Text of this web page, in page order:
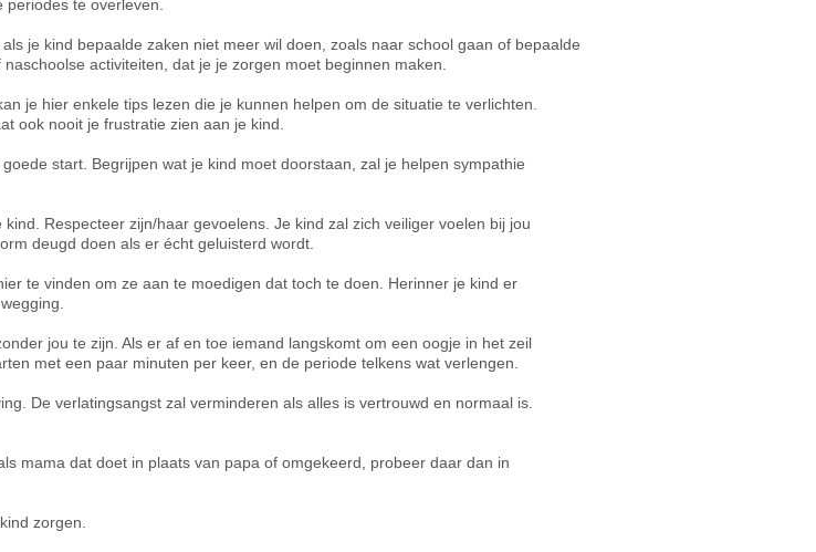
periodes te overleven.
als je kind bepaalde zaken niet meer wil doen, zoals naar school gaan of bepaalde
naschoolse activiteiten, dat je je zorgen moet beginnen maken.
je hier enkele tips lezen die je kunnen helpen om de situatie te verlichten.
ook nooit je frustratie zien aan je kind.
start. Begrijpen wat je kind moet doorstaan, zal je helpen sympathie
Respecteer zijn/haar gevoelens. Je kind zal zich veiliger voelen bij jou
deugd doen als er écht geluisterd wordt.
te vinden om ze aan te moedigen dat toch te doen. Herinner je kind er
jou te zijn. Als er af en toe iemand langskomt om een oogje in het zeil
met een paar minuten per keer, en de periode telkens wat verlengen.
De verlatingsangst zal verminderen als alles is vertrouwd en normaal is.
mama dat doet in plaats van papa of omgekeerd, probeer daar dan in
zorgen.